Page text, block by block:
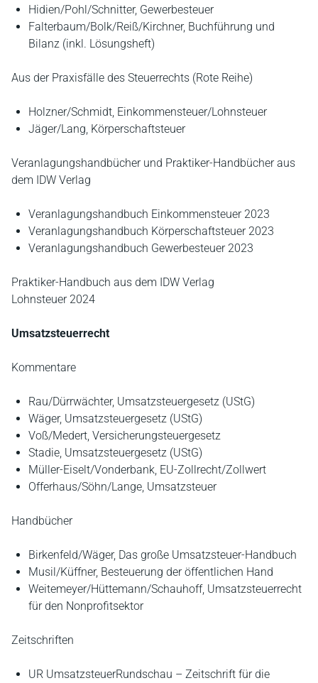
Hidien/Pohl/Schnitter, Gewerbesteuer
Falterbaum/Bolk/Reiß/Kirchner, Buchführung und
Bilanz (inkl. Lösungsheft)
Aus der Praxisfälle des Steuerrechts (Rote Reihe)
Holzner/Schmidt, Einkommensteuer/Lohnsteuer
Jäger/Lang, Körperschaftsteuer
Veranlagungshandbücher und Praktiker-Handbücher aus
dem IDW Verlag
Veranlagungshandbuch Einkommensteuer 2023
Veranlagungshandbuch Körperschaftsteuer 2023
Veranlagungshandbuch Gewerbesteuer 2023
Praktiker-Handbuch aus dem IDW Verlag
Lohnsteuer 2024
Umsatzsteuerrecht
Kommentare
Rau/Dürrwächter, Umsatzsteuergesetz (UStG)
Wäger, Umsatzsteuergesetz (UStG)
Voß/Medert, Versicherungsteuergesetz
Stadie, Umsatzsteuergesetz (UStG)
Müller-Eiselt/Vonderbank, EU-Zollrecht/Zollwert
Offerhaus/Söhn/Lange, Umsatzsteuer
Handbücher
Birkenfeld/Wäger, Das große Umsatzsteuer-Handbuch
Musil/Küffner, Besteuerung der öffentlichen Hand
Weitemeyer/Hüttemann/Schauhoff, Umsatzsteuerrecht
für den Nonprofitsektor
Zeitschriften
UR UmsatzsteuerRundschau – Zeitschrift für die